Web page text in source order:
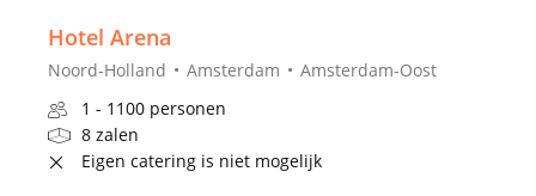
Hotel Arena
Noord-Holland Amsterdam
Amsterdam-Oost
1 - 1100 personen
8 zalen
Eigen catering is niet mogelijk